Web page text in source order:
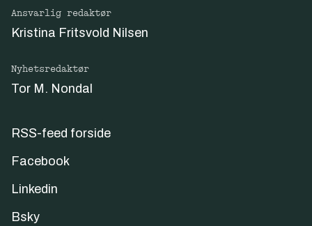
Ansvarlig redaktør
Kristina Fritsvold Nilsen
Nyhetsredaktør
Tor M. Nondal
RSS-feed forside
Facebook
Linkedin
Bsky